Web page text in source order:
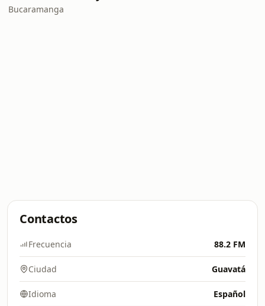
Bucaramanga
Contactos
Frecuencia 88.2 FM
Ciudad Guavatá
Idioma Español